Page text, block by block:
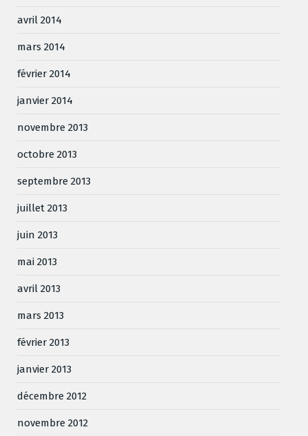
avril 2014
mars 2014
février 2014
janvier 2014
novembre 2013
octobre 2013
septembre 2013
juillet 2013
juin 2013
mai 2013
avril 2013
mars 2013
février 2013
janvier 2013
décembre 2012
novembre 2012